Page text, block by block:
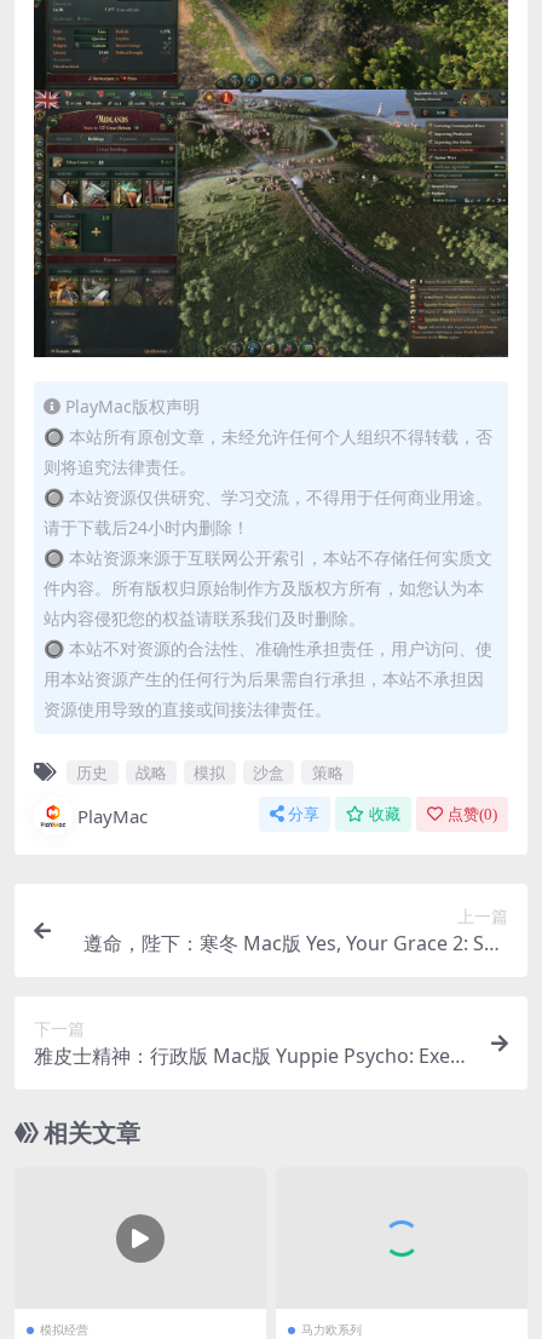
PlayMac版权声明
🔘 本站所有原创文章，未经允许任何个人组织不得转载，否
则将追究法律责任。
🔘 本站资源仅供研究、学习交流，不得用于任何商业用途。
请于下载后24小时内删除！
🔘 本站资源来源于互联网公开索引，本站不存储任何实质文
件内容。所有版权归原始制作方及版权方所有，如您认为本
站内容侵犯您的权益请联系我们及时删除。
🔘 本站不对资源的合法性、准确性承担责任，用户访问、使
用本站资源产生的任何行为后果需自行承担，本站不承担因
资源使用导致的直接或间接法律责任。
历史 战略 模拟 沙盒 策略
PlayMac 分享 收藏 点赞(0)
上一篇
遵命，陛下：寒冬 Mac版 Yes, Your Grace 2: Sno
下一篇
雅皮士精神：行政版 Mac版 Yuppie Psycho: Execu
风角色扮演惊悚解谜冒险游戏
相关文章
模拟经营 马力欧系列